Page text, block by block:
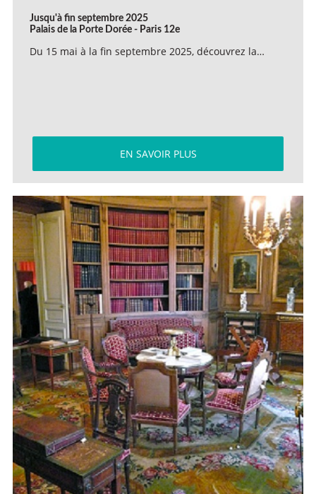
Jusqu'à fin septembre 2025
Palais de la Porte Dorée - Paris 12e
Du 15 mai à la fin septembre 2025, découvrez la…
EN SAVOIR PLUS